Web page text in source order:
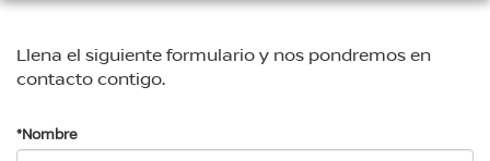
Llena el siguiente formulario y nos pondremos en
contacto contigo.
*Nombre